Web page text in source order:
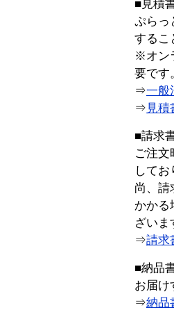
■見積
ぷらっ
するこ
※オン
要です
⇒一般
⇒ 見積
■請求
ご注文
してお
尚、請
かかる
ざいま
⇒請求
■納品
お届け
⇒納品